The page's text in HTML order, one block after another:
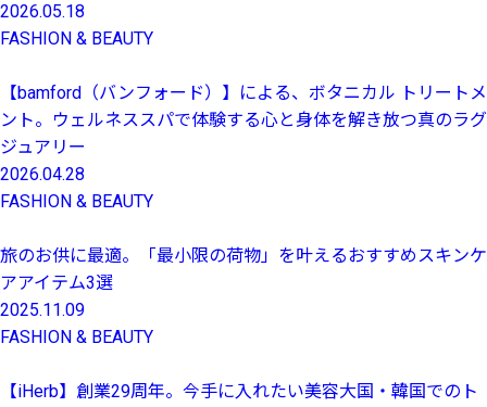
2026.05.18
FASHION & BEAUTY
【bamford（バンフォード）】による、ボタニカル トリートメ
ント。ウェルネススパで体験する心と身体を解き放つ真のラグ
ジュアリー
2026.04.28
FASHION & BEAUTY
旅のお供に最適。「最小限の荷物」を叶えるおすすめスキンケ
アアイテム3選
2025.11.09
FASHION & BEAUTY
【iHerb】創業29周年。今手に入れたい美容大国・韓国でのト